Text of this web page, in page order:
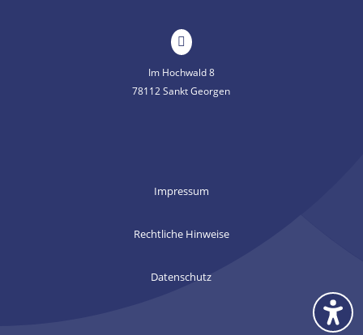

Im Hochwald 8
78112 Sankt Georgen
Impressum
Rechtliche Hinweise
Datenschutz